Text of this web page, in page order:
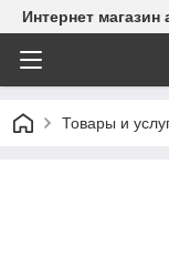
Интернет магазин
Товары и